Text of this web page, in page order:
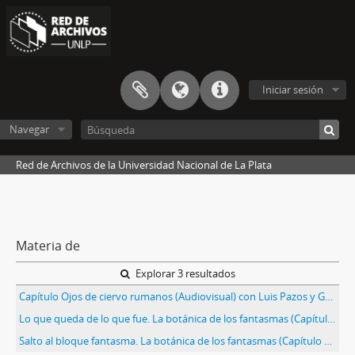
Iniciar sesión
Navegar
Red de Archivos de la Universidad Nacional de La Plata
Materia de
Explorar 3 resultados
Capítulo Ojos de ciervo rumanos (Audiovisual) con Luis Pazos y Graciela Taquini
Lo que queda de lo que fue. La botánica de los fantasmas (Capítulo tres) 2020
Salto al bloque fantasma. La botánica de los fantasmas (Capítulo dos) 2020